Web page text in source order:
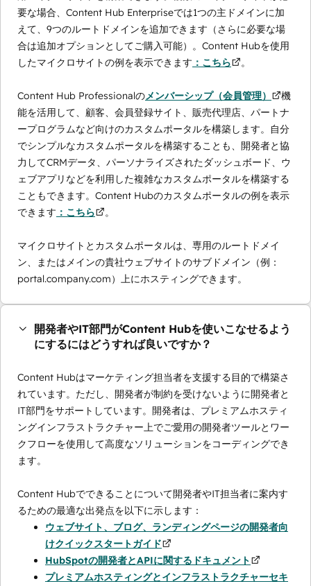
要な場合、Content Hub Enterpriseでは1つの主ドメインに加
えて、9つのルートドメインを追加できます（さらに必要な場
合は追加オプションとしてご購入可能）。Content Hubを使用
したマイクロサイトの例を表示できます ：こちら 。
Content Hub Professionalのメンバーシップ（会員管理）
機
能を活用して、顧客、会員登録サイト、販売代理店、パートナ
ープログラムなど向けのカスタムポータルを構築します。自分
でシンプルなカスタムポータルを構築することも、開発者と協
力してCRMデータ、パーソナライズされたダッシュボード、ウ
ェブアプリなどを利用した複雑なカスタムポータルを構築する
こともできます。Content Hubのカスタムポータルの例を表示
できます ：こちら 。
マイクロサイトとカスタムポータルは、専用のルートドメイ
ン、またはメインの貴社ウェブサイトのサブドメイン（例：
portal.company.com）上にホスティングできます。
開発者やIT部門がContent Hubを使いこなせるよう
にするにはどうすれば良いですか？
Content Hubはマーケティング担当者を支援する目的で構築さ
れています。ただし、開発者が制約を受けないように開発者と
IT部門をサポートしています。開発者は、プレミアムホスティ
ングインフラストラクチャー上でご愛用の開発者ツールとワー
クフローを使用して高度なソリューションをコーディングでき
ます。
Content Hubでできることについて開発者やIT担当者に案内す
るための最適な出発点を以下に示します：
ウェブサイト、ブログ、ランディングページの開発者向
けクイックスタートガイド
HubSpotの開発者とAPIに関するドキュメント
プレミアムホスティングとインフラストラクチャーセキ